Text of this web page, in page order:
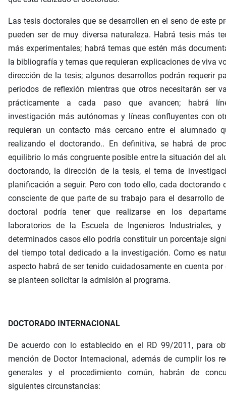
Las tesis doctorales que se desarrollen en el seno de este
pueden ser de muy diversa naturaleza. Habrá tesis más
más experimentales; habrá temas que estén más
la bibliografía y temas que requieran explicaciones de viva
dirección de la tesis; algunos desarrollos podrán requerir
periodos de reflexión mientras que otros necesitarán ser
prácticamente a cada paso que avancen; habrá
investigación más autónomas y líneas confluyentes con
requieran un contacto más cercano entre el alumnado
realizando el doctorando.. En definitiva, se habrá de
equilibrio lo más congruente posible entre la situación del
doctorando, la dirección de la tesis, el tema de
planificación a seguir. Pero con todo ello, cada doctorando
consciente de que parte de su trabajo para el desarrollo
doctoral podría tener que realizarse en los
laboratorios de la Escuela de Ingenieros Industriales,
determinados casos ello podría constituir un porcentaje
del tiempo total dedicado a la investigación. Como es
aspecto habrá de ser tenido cuidadosamente en cuenta por
se planteen solicitar la admisión al programa.
DOCTORADO INTERNACIONAL
De acuerdo con lo establecido en el RD 99/2011, para
mención de Doctor Internacional, además de cumplir los
generales y el procedimiento común, habrán de
siguientes circunstancias: